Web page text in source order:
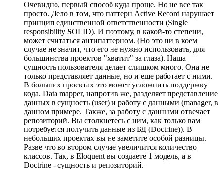
Очевидно, первый способ куда проще. Но не все так
просто. Дело в том, что паттерн Active Record нарушает
принцип единственной ответственности (Single
responsibility SOLID). И поэтому, в какой-то степени,
может считаться антипаттерном. (Но это ни в коем
случае не значит, что его не нужно использовать, для
большинства проектов "хватит" за глаза). Наша
сущность пользователя делает слишком много. Она не
только представляет данные, но и еще работает с ними.
В больших проектах это может усложнить поддержку
кода. Data mapper, напротив же, разделяет представление
данных в сущность (user) и работу с данными (manager, в
данном примере. Также, за работу с данными отвечает
репозиторий. Вы столкнетесь с ним, как только вам
потребуется получить данные из БД (Doctrine)). В
небольших проектах вы не заметите особой разницы.
Разве что во втором случае увеличится количество
классов. Так, в Eloquent вы создаете 1 модель, а в
Doctrine - сущность и репозиторий.